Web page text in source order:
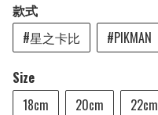
款式
#星之卡比
#PIKMAN
Size
18cm
20cm 22cm